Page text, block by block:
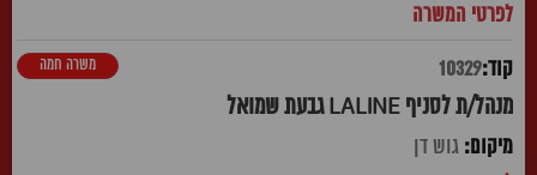
10329
מנהל/ת לסניף LALINE גבעת שמואל
משרה חמה
גוש דן